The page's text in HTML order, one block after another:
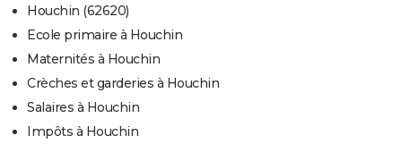
Houchin (62620)
Ecole primaire à Houchin
Maternités à Houchin
Crèches et garderies à Houchin
Salaires à Houchin
Impôts à Houchin